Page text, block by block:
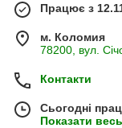
Працює з
м. Коломия
78200, вул.
Контакти
Сьогодні
Показати